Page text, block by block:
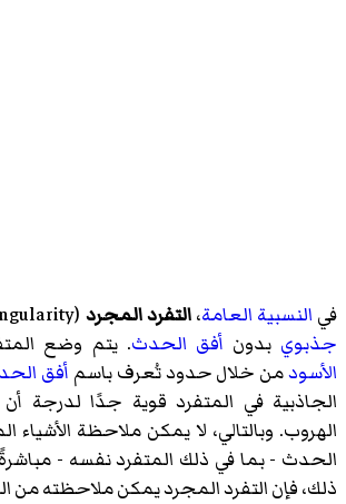
في النسبية العامة،التفرد المجرد (
جذبوي بدون أفق الحدث. يتم وضع
الأسودمن خلال حدود تُعرف باسم أفق
الجاذبية في المتفرد قوية جدًا لدرجة
الهروب. وبالتالي، لا يمكن ملاحظة
الحدث - بما في ذلك المتفرد نفسه -
ذلك، فإن التفرد المجرد يمكن ملاحظته من